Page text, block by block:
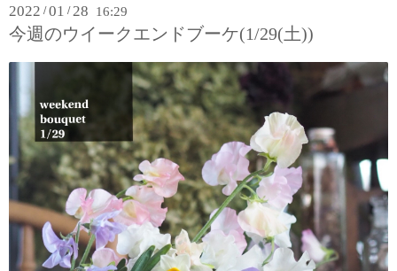
2022 /01 /28 16:29
今週のウイークエンドブーケ(1/29(土))